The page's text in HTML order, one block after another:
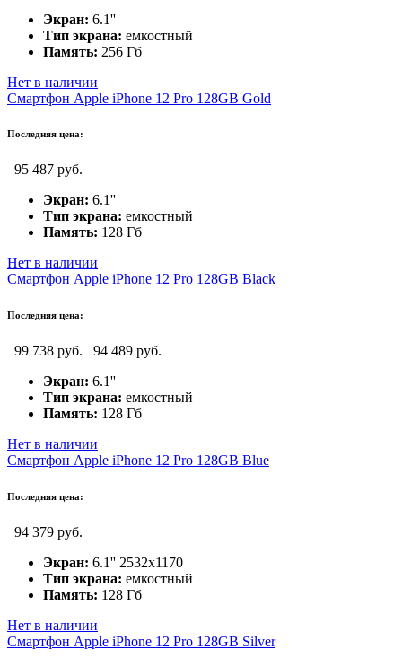
Экран: 6.1''
Тип экрана: емкостный
Память: 256 Гб
Нет в наличии
Смартфон Apple iPhone 12 Pro 128GB Gold
Последняя цена:
95 487 руб.
Экран: 6.1''
Тип экрана: емкостный
Память: 128 Гб
Нет в наличии
Смартфон Apple iPhone 12 Pro 128GB Black
Последняя цена:
99 738 руб.
94 489 руб.
Экран: 6.1''
Тип экрана: емкостный
Память: 128 Гб
Нет в наличии
Смартфон Apple iPhone 12 Pro 128GB Blue
Последняя цена:
94 379 руб.
Экран: 6.1'' 2532x1170
Тип экрана: емкостный
Память: 128 Гб
Нет в наличии
Смартфон Apple iPhone 12 Pro 128GB Silver